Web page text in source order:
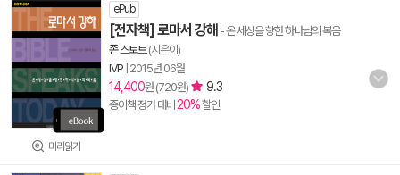
미리읽기
ePub
[전자책] 로마서 강해 - 온 세상을 향한 하나님의 복음
존 스토트(지은이)
IVP 2015년 06월
14,400원 (720원) 9.3
종이책 정가 대비 20%할인